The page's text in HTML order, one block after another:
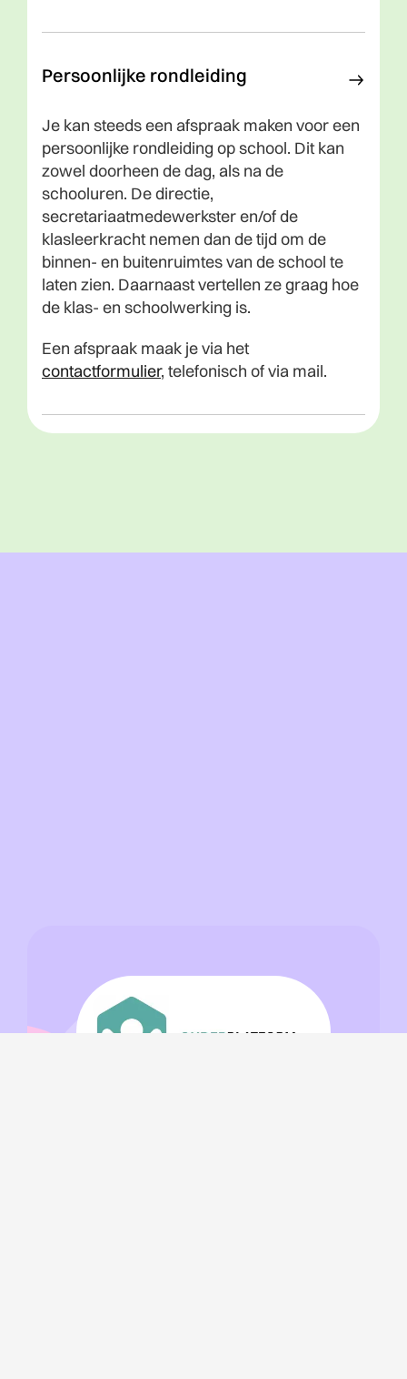
Persoonlijke rondleiding
Je kan steeds een afspraak maken voor een
persoonlijke rondleiding op school. Dit kan
zowel doorheen de dag, als na de
schooluren. De directie,
secretariaatmedewerkster en/of de
klasleerkracht nemen dan de tijd om de
binnen- en buitenruimtes van de school te
laten zien. Daarnaast vertellen ze graag hoe
de klas- en schoolwerking is.
Een afspraak maak je via het
contactformulier, telefonisch of via mail.